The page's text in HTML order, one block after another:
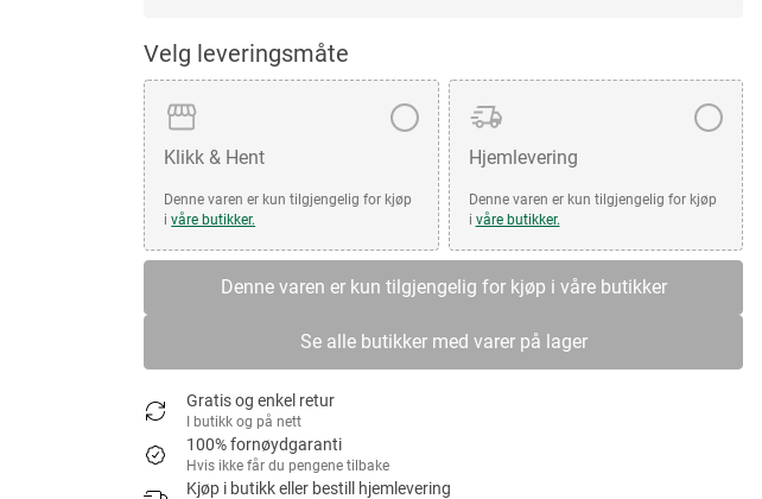
Velg leveringsmåte
Klikk & Hent
Denne varen er kun tilgjengelig for kjøp
ivåre butikker.
Hjemlevering
Denne varen er kun tilgjengelig for kjøp
i våre butikker.
Denne varen er kun tilgjengelig for kjøp i våre butikker
Se alle butikker med varer på lager
Gratis og enkel retur
I butikk og på nett
100% fornøydgaranti
Hvis ikke får du pengene tilbake
Kjøp i butikk eller bestill hjemlevering